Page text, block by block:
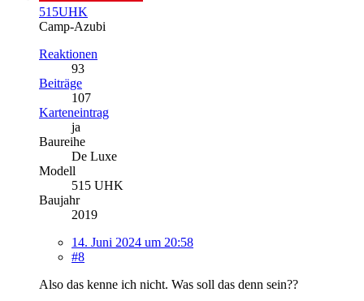
515UHK
Camp-Azubi
Reaktionen
93
Beiträge
107
Karteneintrag
ja
Baureihe
De Luxe
Modell
515 UHK
Baujahr
2019
14. Juni 2024 um 20:58
#8
Also das kenne ich nicht. Was soll das denn sein??